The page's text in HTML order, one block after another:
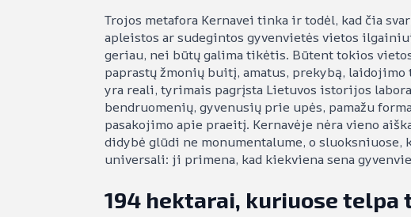
Trojos metafora Kernavei tinka ir todėl, kad čia
apleistos ar sudegintos gyvenvietės vietos
geriau, nei būtų galima tikėtis. Būtent tokios
paprastų žmonių buitį, amatus, prekybą,
yra reali, tyrimais pagrįsta Lietuvos istorijos
bendruomenių, gyvenusių prie upės, pamažu
pasakojimo apie praeitį. Kernavėje nėra vieno
didybė glūdi ne monumentalume, o
universali: ji primena, kad kiekviena sena
194 hektarai, kuriuose